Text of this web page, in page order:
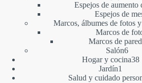
Espejos de aumento
Espejos de
Marcos, álbumes de fotos
Marcos de
Marcos de
Salón66
Hogar y cocina38
Jardín1
Salud y cuidado